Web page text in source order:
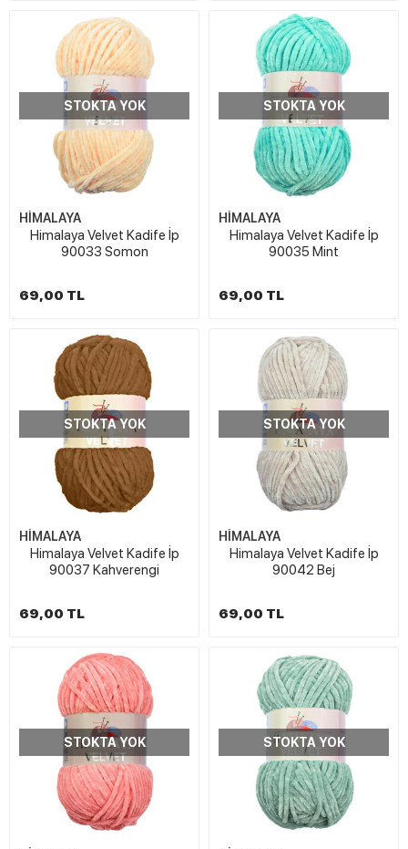
STOKTA YOK
HİMALAYA
Himalaya Velvet Kadife İp
90033 Somon
69,00 TL
STOKTA YOK
HİMALAYA
Himalaya Velvet Kadife İp
90035 Mint
69,00 TL
STOKTA YOK
HİMALAYA
Himalaya Velvet Kadife İp
90037 Kahverengi
69,00 TL
STOKTA YOK
HİMALAYA
Himalaya Velvet Kadife İp
90042 Bej
69,00 TL
STOKTA YOK STOKTA YOK